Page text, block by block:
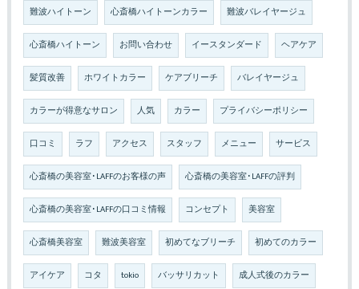
難波ハイトーン 心斎橋ハイトーンカラー 難波バレイヤージュ
心斎橋ハイトーン お問い合わせ イースタンダード ヘアケア
髪質改善 ホワイトカラー ケアブリーチ バレイヤージュ
カラーが得意なサロン 人気 カラー プライバシーポリシー
口コミ ラフ アクセス スタッフ メニュー サービス
心斎橋の美容室･LAFFのお客様の声 心斎橋の美容室･LAFFの評判
心斎橋の美容室･LAFFの口コミ情報 コンセプト 美容室
心斎橋美容室 難波美容室 初めてなブリーチ 初めてのカラー
アイケア コタ tokio バッサリカット 成人式後のカラー